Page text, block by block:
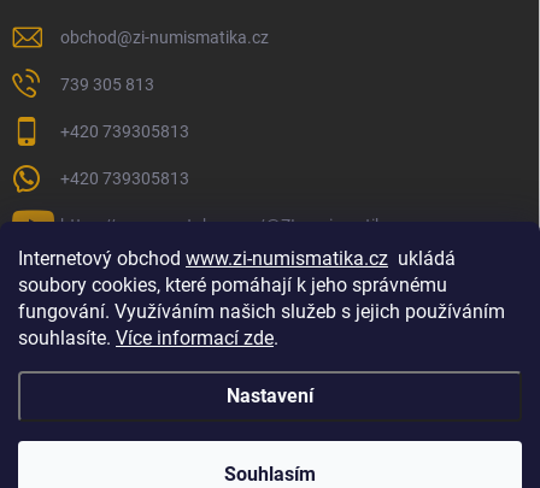
Internetový obchod www.zi-numismatika.cz ukládá
soubory cookies, které pomáhají k jeho správnému
fungování. Využíváním našich služeb s jejich používáním
souhlasíte. Více informací zde.
Nastavení
Souhlasím
obchod@zi-numismatika.cz
739 305 813
+420 739305813
+420 739305813
https://www.youtube.com/@ZInumismatika
Zlaté investování Golf shop Golfstart Houby a bylinky
ZI-NUMISMATIKA . Všechna práva vyhrazena.